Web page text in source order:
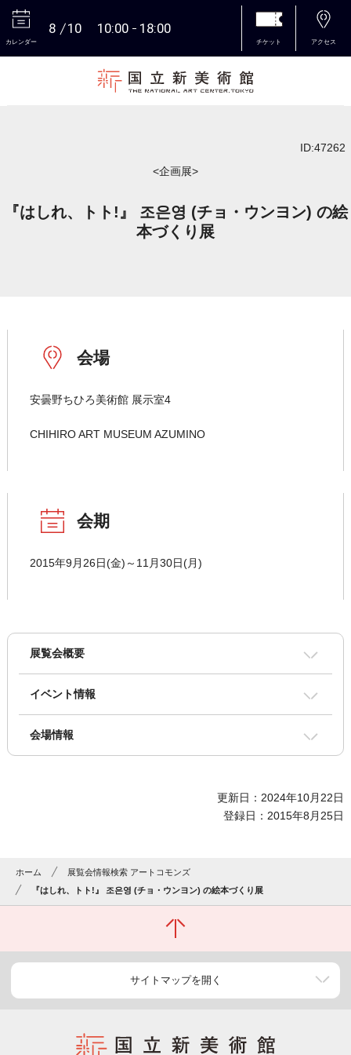
カレンダー
8 10 10:00 18:00
チケット アクセス
ID:47262
<企画展>
『はしれ、トト!』 조은영 (チョ・ウンヨン) の絵
本づくり展
会場
安曇野ちひろ美術館 展示室4
CHIHIRO ART MUSEUM AZUMINO
会期
2015年9月26日(金)～11月30日(月)
展覧会概要
イベント情報
会場情報
更新日：2024年10月22日
登録日：2015年8月25日
ホーム
展覧会情報検索 アートコモンズ
『はしれ、トト!』 조은영 (チョ・ウンヨン) の絵本づくり展
サイトマップを開く